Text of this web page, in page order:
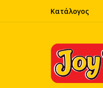
Κατάλογος